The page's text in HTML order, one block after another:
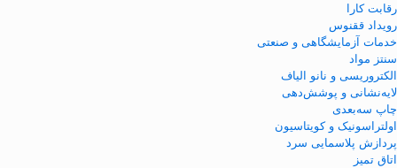
رقابت کارا
رویداد ققنوس
خدمات آزمایشگاهی و صنعتی
سنتز مواد
الکتروریسی و نانو الیاف
لایه‌نشانی و پوشش‌دهی
چاپ سه‌بعدی
اولتراسونیک و کویتاسیون
پردازش پلاسمایی سرد
اتاق تمیز